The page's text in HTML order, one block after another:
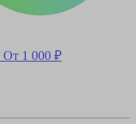
От 1 000 ₽